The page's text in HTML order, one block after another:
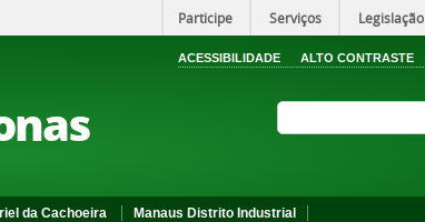
Participe Serviços Legislação
ACESSIBILIDADE ALTO CONTRASTE
da Cachoeira
Manaus Distrito Industrial